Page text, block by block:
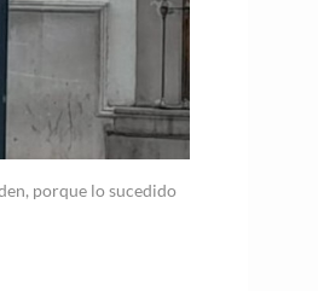
porque lo sucedido